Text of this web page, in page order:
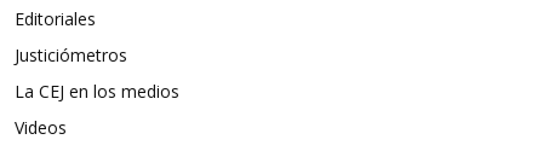
Editoriales
Justiciómetros
La CEJ en los medios
Videos